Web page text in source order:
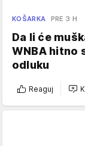
KOŠARKA PRE 3 H
Da li će
WNBA hitno
odluku
Reaguj